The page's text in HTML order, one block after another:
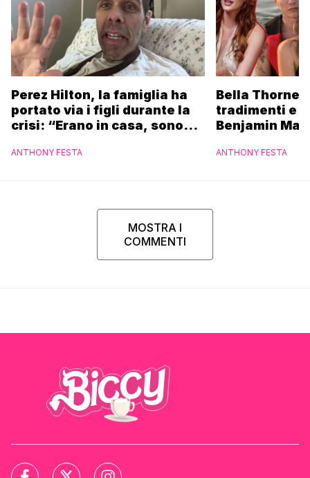
Perez Hilton, la famiglia ha
portato via i figli durante la
crisi: “Erano in casa, sono
bambini”
ANTHONY FESTA
Bella Thorne
tradimenti e
Benjamin
ANTHONY FESTA
MOSTRA I
COMMENTI